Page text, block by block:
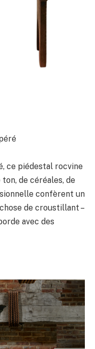
ce piédestal rocvine
de céréales, de
confèrent un
de croustillant –
avec des